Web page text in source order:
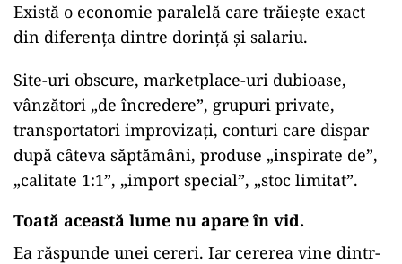
Există o economie paralelă care trăiește exact
din diferența dintre dorință și salariu.
Site-uri obscure, marketplace-uri dubioase,
vânzători „de încredere”, grupuri private,
transportatori improvizați, conturi care dispar
după câteva săptămâni, produse „inspirate de”,
„calitate 1:1”, „import special”, „stoc limitat”.
Toată această lume nu apare în vid.
Ea răspunde unei cereri. Iar cererea vine dintr-